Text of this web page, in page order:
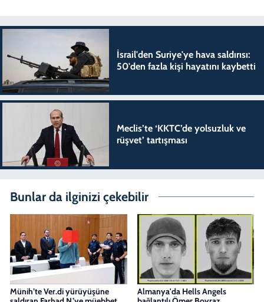
İsrail'den Suriye'ye hava saldırısı:
50'den fazla kişi hayatını kaybetti
Meclis’te ‘KKTC’de yolsuzluk ve
rüşvet’ tartışması
Bunlar da ilginizi çekebilir
Münih’te Ver.di yürüyüşüne
Almanya'da Hells Angels